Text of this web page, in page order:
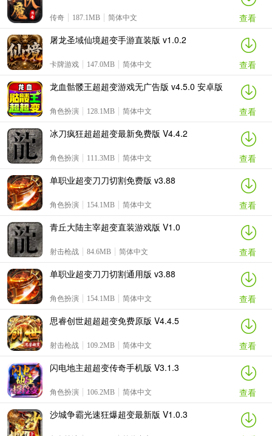
传奇 187.1MB 简体中文
查看
屠龙圣域仙境超变手游直装版 v1.0.2
卡牌游戏 147.0MB 简体中文
查看
龙血骷髅王超超变游戏无广告版 v4.5.0 安卓版
角色扮演 128.1MB 简体中文
查看
冰刀疯狂超超超变最新免费版 V4.4.2
角色扮演 111.3MB 简体中文
查看
单职业超变刀刀切割免费版 v3.88
角色扮演 154.1MB 简体中文
查看
青丘大陆主宰超变直装游戏版 V1.0
射击枪战 84.6MB 简体中文
查看
单职业超变刀刀切割通用版 v3.88
角色扮演 154.1MB 简体中文
查看
思睿创世超超超变免费原版 V4.4.5
射击枪战 109.2MB 简体中文
查看
闪电地主超超变传奇手机版 V3.1.3
角色扮演 106.2MB 简体中文
查看
沙城争霸光速狂爆超变最新版 V1.0.3